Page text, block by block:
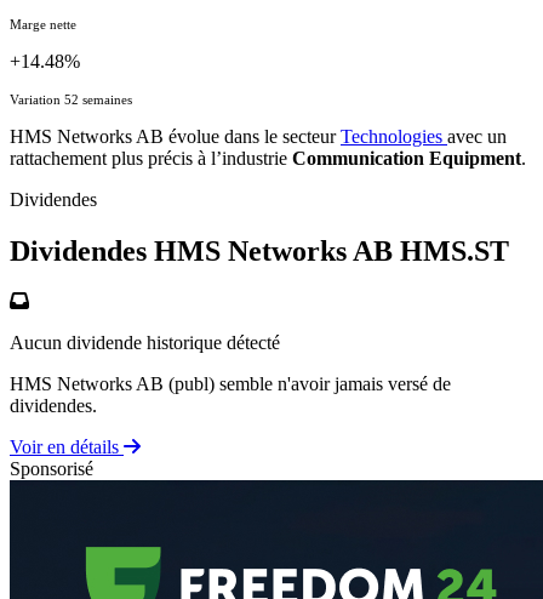
Marge nette
+14.48%
Variation 52 semaines
HMS Networks AB évolue dans le secteurTechnologies avec un
rattachement plus précis à l’industrie Communication Equipment.
Dividendes
Dividendes HMS Networks AB HMS.ST
Aucun dividende historique détecté
HMS Networks AB (publ) semble n'avoir jamais versé de
dividendes.
Voir en détails
Sponsorisé